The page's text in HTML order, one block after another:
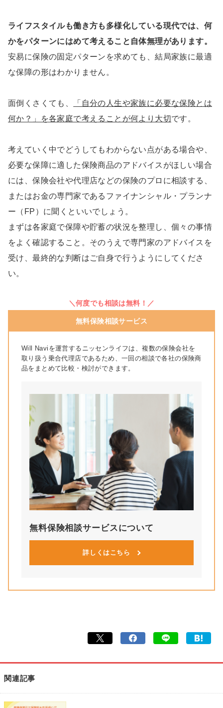
ライフスタイルも働き方も多様化している現代では、何
かをパターンにはめて考えること自体無理があります。
安易に保険の固定パターンを求めても、結局家族に最適
な保障の形はわかりません。
面倒くさくても、
「自分の人生や家族に必要な保険とは
何か？」を各家庭で考えることが何より大切です。
考えていく中でどうしてもわからない点がある場合や、
必要な保障に適した保険商品のアドバイスがほしい場合
には、保険会社や代理店などの保険のプロに相談する、
またはお金の専門家であるファイナンシャル・プランナ
ー（FP）に聞くといいでしょう。
まずは各家庭で保障や貯蓄の状況を整理し、個々の事情
をよく確認すること。そのうえで専門家のアドバイスを
受け、最終的な判断はご自身で行うようにしてくださ
い。
＼何度でも相談は無料！／
無料保険相談サービス
Will Naviを運営するニッセンライフは、複数の保険会社を
取り扱う乗合代理店であるため、一回の相談で各社の保険商
品をまとめて比較・検討ができます。
無料保険相談サービスについて
詳しくはこちら
関連記事